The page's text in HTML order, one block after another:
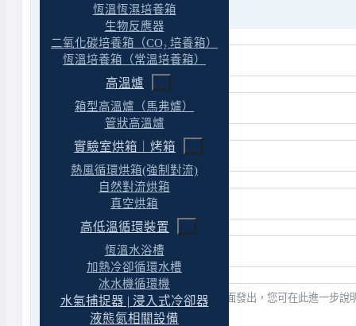
恆溫恆濕培養箱
生物反應器
二氧化碳培養箱（CO₂ 培養箱）
恆溫培養箱（常溫培養箱）
高溫爐
箱型高溫爐（馬弗爐）
管狀高溫爐
實驗室烘箱｜烤箱
熱風循環烘箱(強制對流)
自然對流烘箱
真空烘箱
高低溫循環裝置
恆溫水浴槽
加熱冷卻循環水槽
冰水機循環機
水氣捕捉器 | 浸入式冷卻器
液態氮相關設備